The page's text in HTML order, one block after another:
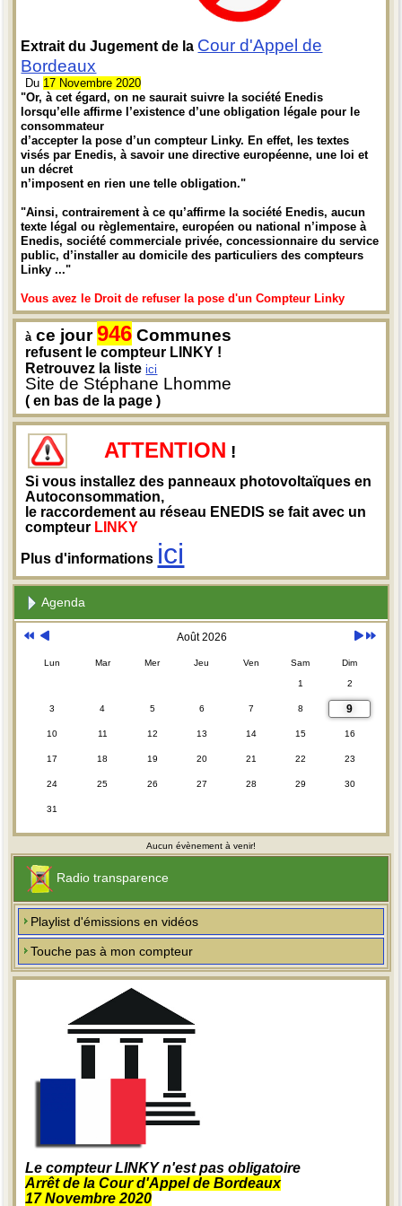
Extrait du Jugement de la Cour d'Appel de
Bordeaux
Du 17 Novembre 2020
"Or, à cet égard, on ne saurait suivre la société Enedis
lorsqu’elle affirme l’existence d’une obligation légale pour le
consommateur
d’accepter la pose d’un compteur Linky. En effet, les textes
visés par Enedis, à savoir une directive européenne, une loi et
un décret
n’imposent en rien une telle obligation."
"Ainsi, contrairement à ce qu’affirme la société Enedis, aucun
texte légal ou règlementaire, européen ou national n’impose à
Enedis, société commerciale privée, concessionnaire du service
public, d’installer au domicile des particuliers des compteurs
Linky ..."
Vous avez le Droit de refuser la pose d'un Compteur Linky
à ce jour946 Communes
refusent le compteur LINKY !
Retrouvez la listeici
Site de Stéphane Lhomme
( en bas de la page )
ATTENTION !
Si vous installez des panneaux photovoltaïques en
Autoconsommation,
le raccordement au réseau ENEDIS se fait avec un
compteur LINKY
Plus d'informations ici
Agenda
Août 2026
Lun Mar Mer Jeu Ven Sam Dim
1 2
3 4 5 6 7 8 9
10 11 12 13 14 15 16
17 18 19 20 21 22 23
24 25 26 27 28 29 30
31
Aucun évènement à venir!
Radio transparence
Playlist d'émissions en vidéos
Touche pas à mon compteur
Le compteur LINKY n'est pas obligatoire
Arrêt de la Cour d'Appel de Bordeaux
17 Novembre 2020